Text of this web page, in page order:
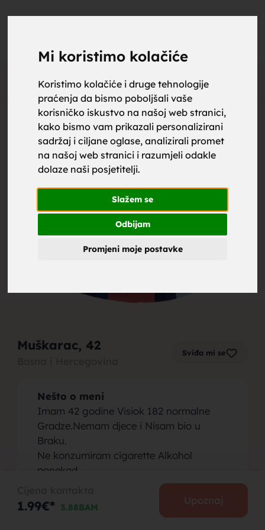
Mi koristimo kolačiće
Koristimo kolačiće i druge tehnologije
praćenja da bismo poboljšali vaše
korisničko iskustvo na našoj web stranici,
kako bismo vam prikazali personalizirani
sadržaj i ciljane oglase, analizirali promet
na našoj web stranici i razumjeli odakle
dolaze naši posjetitelji.
Slažem se
Odbijam
Promjeni moje postavke
Oglas
Muškarac, 42 Sviđa mi se
Nešto o meni
Imam 42 godine Visiok 182 normalne
Gradze.Nemam djece i Nisam bio u
Braku.
Ne konzumiram cigarette Alkohol
ponekad.
Zivim i Radim u njemackoj.
Osoba koju tražim
Trazim da upoznamo iskrenu Djevojku ili
1.99€* 3.88BAM
Upoznaj
upoznaj
za brak,
zene za
brak,
muskarci
za brak,